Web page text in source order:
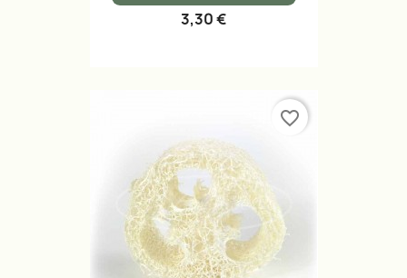
3,30 €
favorite_border